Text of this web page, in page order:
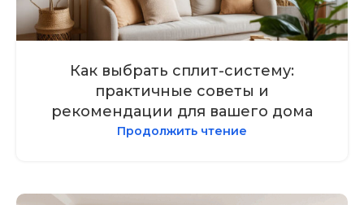
Как выбрать сплит-систему:
практичные советы и
рекомендации для вашего дома
Продолжить чтение